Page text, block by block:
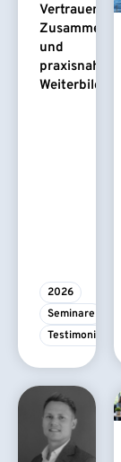
und
praxisnahe
Weiterbildung
2026
Seminare
Testimonial